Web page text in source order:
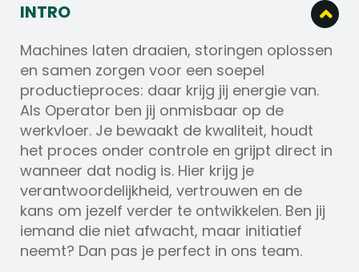
INTRO
Machines laten draaien, storingen oplossen
en samen zorgen voor een soepel
productieproces: daar krijg jij energie van.
Als Operator ben jij onmisbaar op de
werkvloer. Je bewaakt de kwaliteit, houdt
het proces onder controle en grijpt direct in
wanneer dat nodig is. Hier krijg je
verantwoordelijkheid, vertrouwen en de
kans om jezelf verder te ontwikkelen. Ben jij
iemand die niet afwacht, maar initiatief
neemt? Dan pas je perfect in ons team.